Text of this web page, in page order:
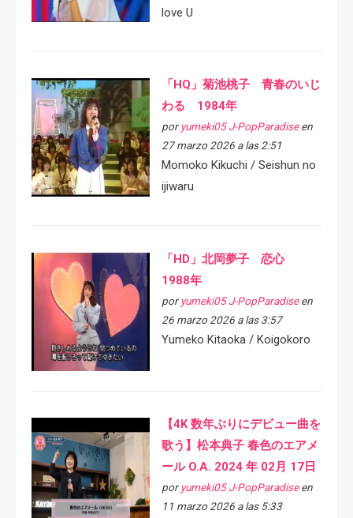
love U
「HQ」菊池桃子 青春のいじ
わる 1984年
por yumeki05 J-PopParadiseen
27 marzo 2026 a las 2:51
Momoko Kikuchi / Seishun no
ijiwaru
「HD」北岡夢子 恋心
1988年
por yumeki05 J-PopParadiseen
26 marzo 2026 a las 3:57
Yumeko Kitaoka / Koigokoro
【4K 数年ぶりにデビュー曲を
歌う】松本典子 春色のエアメ
ール O.A. 2024 年 02月 17日
por yumeki05 J-PopParadiseen
11 marzo 2026 a las 5:33